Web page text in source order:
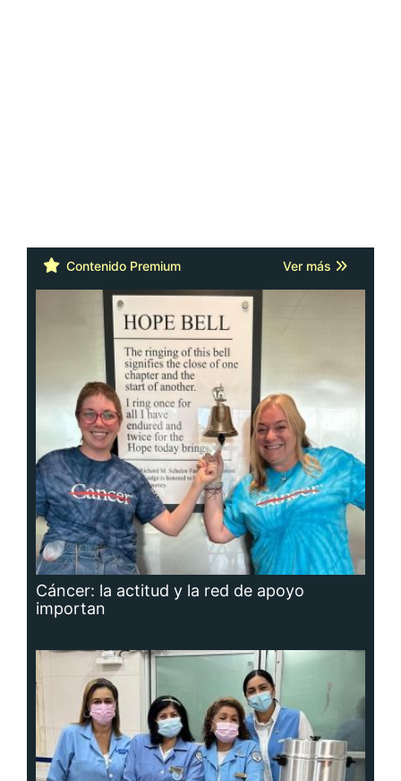
Contenido Premium Ver más
Cáncer: la actitud y la red de apoyo
importan